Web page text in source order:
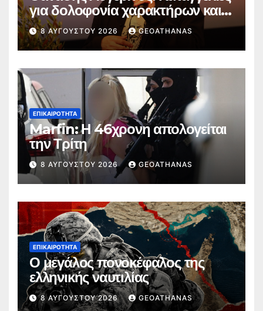
για δολοφονία χαρακτήρων και
παραπληροφόρηση
8 ΑΥΓΟΎΣΤΟΥ 2026 GEOATHANAS
ΕΠΙΚΑΙΡΌΤΗΤΑ
Marfin: Η 46χρονη απολογείται
την Τρίτη
8 ΑΥΓΟΎΣΤΟΥ 2026 GEOATHANAS
ΕΠΙΚΑΙΡΌΤΗΤΑ
Ο μεγάλος πονοκέφαλος της
ελληνικής ναυτιλίας
8 ΑΥΓΟΎΣΤΟΥ 2026 GEOATHANAS